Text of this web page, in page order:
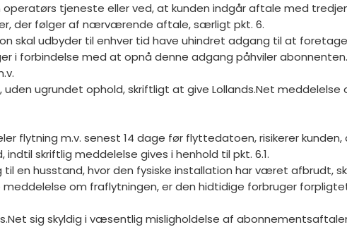
tjeneste eller ved, at kunden indgår aftale med
der følger af nærværende aftale, særligt pkt. 6.
skal udbyder til enhver tid have uhindret adgang til at
i forbindelse med at opnå denne adgang påhviler abonnenten.
uden ugrundet ophold, skriftligt at give Lollands.Net
flytning m.v. senest 14 dage før flyttedatoen, risikerer
skriftlig meddelelse gives i henhold til pkt. 6.1.
en husstand, hvor den fysiske installation har været afbrudt,
meddelelse om fraflytningen, er den hidtidige forbruger
sig skyldig i væsentlig misligholdelse af